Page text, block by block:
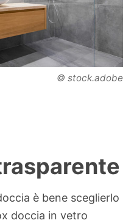
© stock.adobe
è bene sceglierlo
doccia in vetro